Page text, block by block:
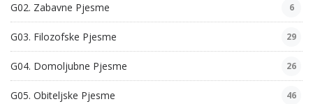
G02. Zabavne Pjesme 6
G03. Filozofske Pjesme 29
G04. Domoljubne Pjesme 26
G05. Obiteljske Pjesme 46